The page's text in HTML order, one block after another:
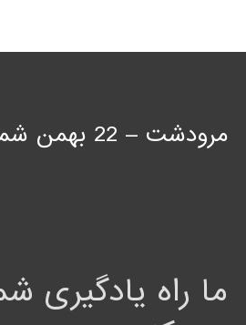
مرودشت – 22 بهمن شمالی
ما راه یادگیری